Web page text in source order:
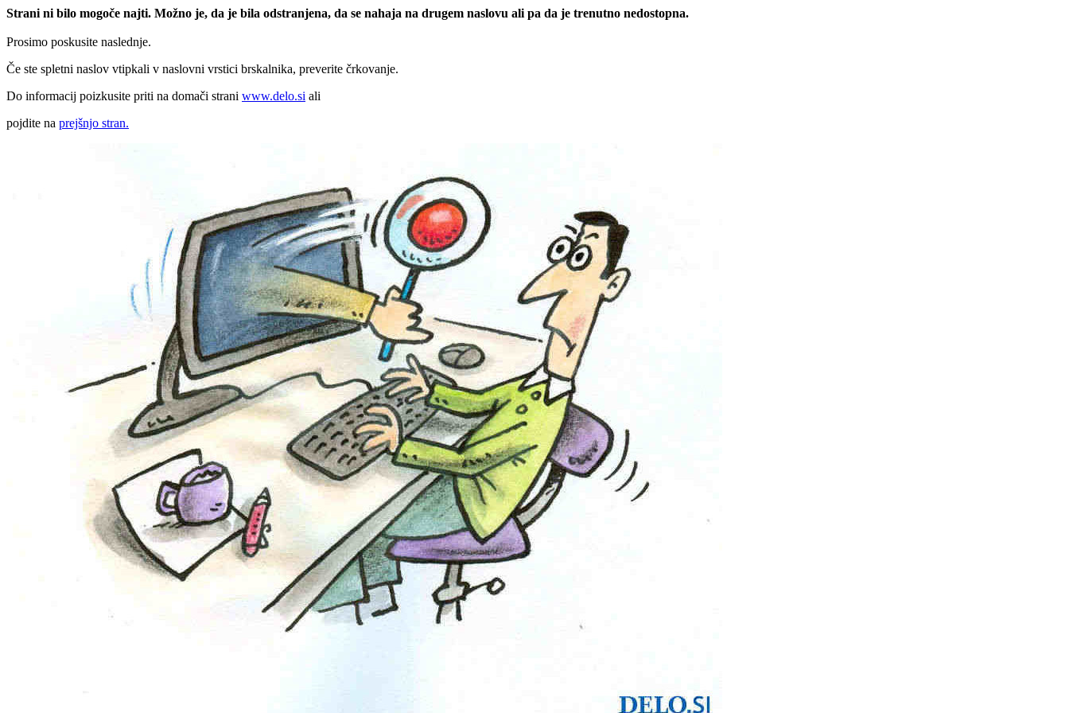
Strani ni bilo mogoče najti. Možno je, da je bila odstranjena, da se nahaja na drugem naslovu ali pa da je trenutno nedostopna.
Prosimo poskusite naslednje.
Če ste spletni naslov vtipkali v naslovni vrstici brskalnika, preverite črkovanje.
Do informacij poizkusite priti na domači strani www.delo.si ali
pojdite na prejšnjo stran.